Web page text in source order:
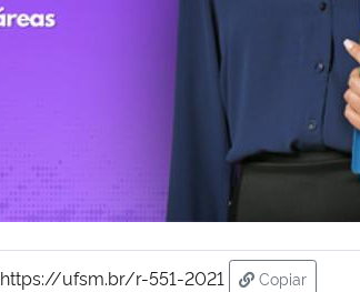
https://ufsm.br/r-551-2021
Copiar